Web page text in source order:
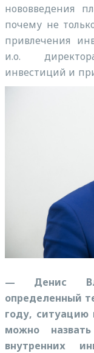
нововведения
почему не
привлечения
и.о.
инвестиций и
— Денис
определенный
году,
можно
внутренних